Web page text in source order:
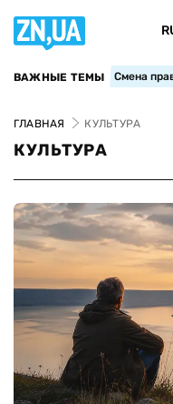
ВАЖНЫЕ ТЕМЫ Смена
ГЛАВНАЯ КУЛЬТУРА
КУЛЬТУРА